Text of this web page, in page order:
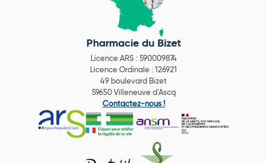
Pharmacie du Bizet
Licence ARS : 590009874
Licence Ordinale : 126921
49 boulevard Bizet
59650 Villeneuve d'Ascq
Contactez-nous !